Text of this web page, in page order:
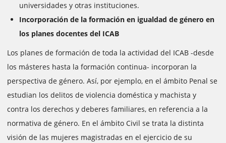
universidades y otras instituciones.
Incorporación de la formación en igualdad de género en
los planes docentes del ICAB
Los planes de formación de toda la actividad del ICAB -desde
los másteres hasta la formación continua- incorporan la
perspectiva de género. Así, por ejemplo, en el ámbito Penal se
estudian los delitos de violencia doméstica y machista y
contra los derechos y deberes familiares, en referencia a la
normativa de género. En el ámbito Civil se trata la distinta
visión de las mujeres magistradas en el ejercicio de su